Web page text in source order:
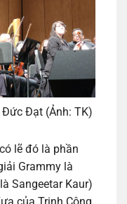
Đức Đạt (Ảnh: TK)
lẽ đó là phần
Grammy là
Sangeetar Kaur)
của Trịnh Công